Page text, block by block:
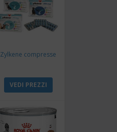
Zylkene compresse
VEDI PREZZI